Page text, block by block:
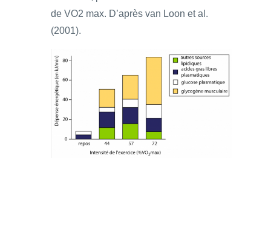
de VO2 max. D’après van Loon et al.
(2001).